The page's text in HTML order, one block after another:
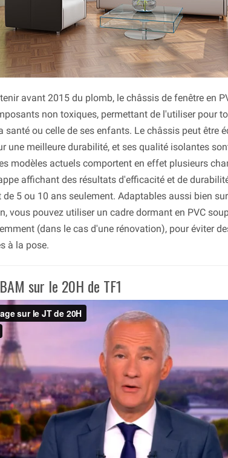
avant 2015 du plomb, le châssis de fenêtre en
non toxiques, permettant de l'utiliser pour
santé ou celle de ses enfants. Le châssis peut être
une meilleure durabilité, et ses qualité isolantes
modèles actuels comportent en effet plusieurs
affichant des résultats d'efficacité et de
5 ou 10 ans seulement. Adaptables aussi bien
vous pouvez utiliser un cadre dormant en PVC
(dans le cas d'une rénovation), pour éviter
à la pose.
sur le 20H de TF1